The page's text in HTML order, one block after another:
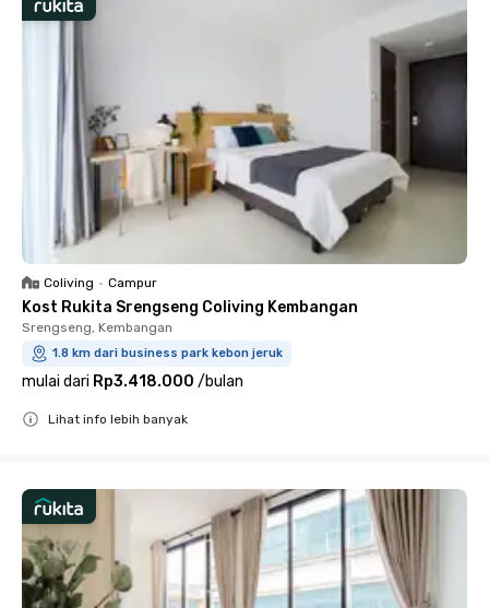
Coliving • Campur
Kost Rukita Srengseng Coliving Kembangan
Srengseng, Kembangan
1.8 km dari business park kebon jeruk
mulai dari Rp3.418.000 /bulan
Lihat info lebih banyak